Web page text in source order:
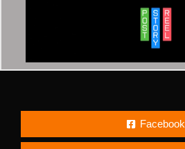
Facebook